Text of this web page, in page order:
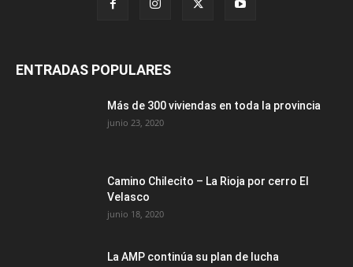
ENTRADAS POPULARES
Más de 300 viviendas en toda la provincia
junio 23, 2020
Camino Chilecito – La Rioja por cerro El
Velasco
junio 18, 2020
La AMP continúa su plan de lucha